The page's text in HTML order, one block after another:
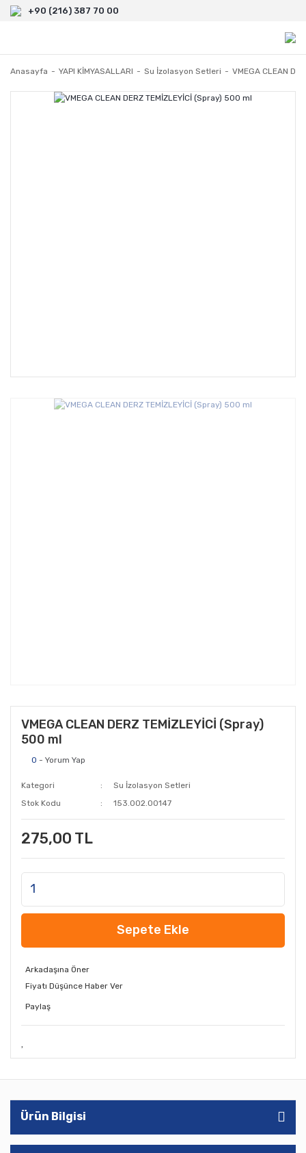
+90 (216) 387 70 00
Anasayfa YAPI KİMYASALLARI Su İzolasyon Setleri VMEGA CLEAN
VMEGA CLEAN DERZ TEMİZLEYİCİ (Spray)
500 ml
0 - Yorum Yap
Kategori
Su İzolasyon Setleri
Stok Kodu
153.002.00147
275,00 TL
Sepete Ekle
Arkadaşına Öner
Fiyatı Düşünce Haber Ver
Paylaş
Ürün Bilgisi